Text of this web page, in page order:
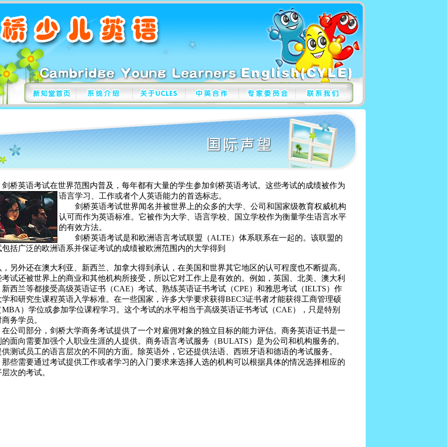
英语考试在世界范围内普及，每年都有大量的学生参加剑桥英语考试。这些考试的成绩被作为
语言学习、工作或者个人英语能力的首选标志。
剑桥英语考试世界闻名并被世界上的众多的大学、公司和国家级教育权威机构
认可而作为英语标准。它被作为大学、语言学校、国立学校作为衡量学生语言水平
的有效方法。
剑桥英语考试是和欧洲语言考试联盟（ALTE）体系联系在一起的。该联盟的
包括广泛的欧洲语系并保证考试的成绩被欧洲范围内的大学得到
另外还在澳大利亚、新西兰、加拿大得到承认，在美国和世界其它地区的认可程度也不断提高。
考试还被世界上的商业和其他机构所接受，所以它对工作上是有效的。例如，英国、北美、澳大利
新西兰等都接受高级英语证书（CAE）考试、熟练英语证书考试（CPE）和雅思考试（IELTS）作
学和研究生课程英语入学标准。在一些国家，许多大学要求获得BEC3证书者才能获得工商管理硕
MBA）学位或参加学位课程学习。这个考试的水平相当于高级英语证书考试（CAE），只是特别
务学员。
司部分，剑桥大学商务考试提供了一个对雇佣对象的独立目标的能力评估。商务英语证书是一
面向需要加强个人职业生涯的人提供。商务语言考试服务（BULATS）是为公司和机构服务的。
测试员工的语言层次的不同的方面。除英语外，它还提供法语、西班牙语和德语的考试服务。
需要通过考试提供工作或者学习的入门要求来选择人选的机构可以根据具体的情况选择相应的
次的考试。